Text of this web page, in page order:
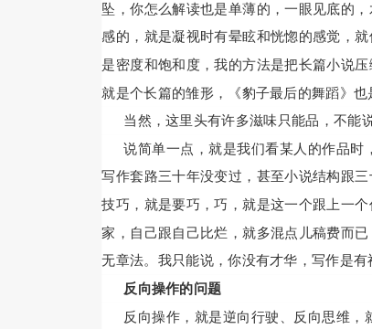
坠，你怎么解读也是单薄的，一眼见底的
感的，就是凝视时有晕眩和恍惚的感觉，
是密度和饱和度，我的方法是把长篇小说
就是个长篇的雏形，《豹子最后的舞蹈》
当然，这里头有许多滋味只能品，不能
说简单一点，就是我们看某人的作品
写作套路三十年没变过，甚至小说结构跟
技巧，就是要巧，巧，就是这一个跟上一
家，自己跟自己比烂，就多混点儿稿费而
无章法。我只能说，你没有才华，写作是
反向操作的问题
反向操作，就是逆向行驶、反向思维